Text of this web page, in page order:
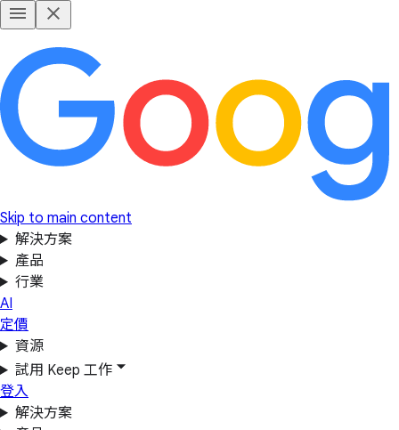
Skip to main content
解決方案
產品
行業
AI
定價
資源
試用 Keep 工作
登入
解決方案